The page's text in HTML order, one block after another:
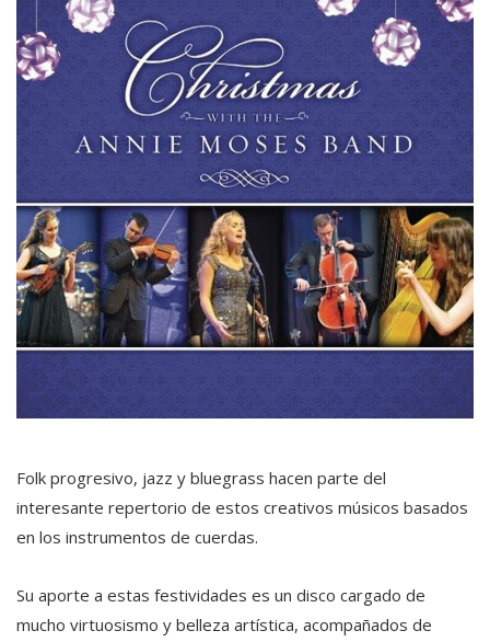
Folk progresivo, jazz y bluegrass hacen parte del
interesante repertorio de estos creativos músicos basados
en los instrumentos de cuerdas.
Su aporte a estas festividades es un disco cargado de
mucho virtuosismo y belleza artística, acompañados de